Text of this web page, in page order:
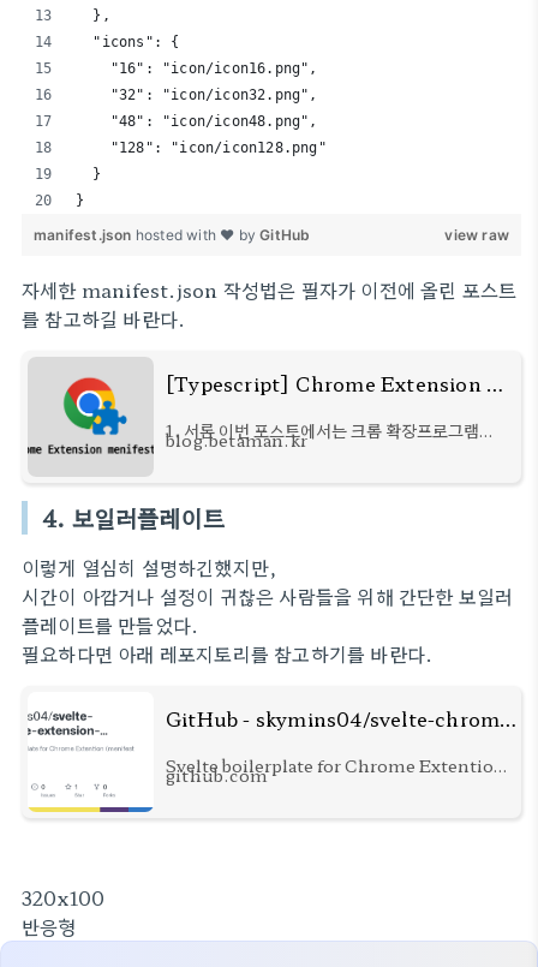
  },
  "icons": {
    "16": "icon/icon16.png",
    "32": "icon/icon32.png",
    "48": "icon/icon48.png",
    "128": "icon/icon128.png"
  }
}
view raw
manifest.json hosted with ❤ byGitHub
자세한 manifest.json 작성법은 필자가 이전에 올린 포스트
를 참고하길 바란다.
[Typescript] Chrome Extension manifest v3
1. 서론 이번 포스트에서는 크롬 확장프로그램
manifest v3와 Typescript 활용 방법에 대해
Background로 이루어져있다. 이 둘은 웹서비스
로 비유하자면 Frontend
blog.betaman.kr
4. 보일러플레이트
이렇게 열심히 설명하긴했지만,
시간이 아깝거나 설정이 귀찮은 사람들을 위해 간단한 보일러
플레이트를 만들었다.
필요하다면 아래 레포지토리를 참고하기를 바란다.
GitHub - skymins04/svelte-chrome-extension-boilerplate: Svelte boilerplate for Chrome Extention (menifest v3)
Svelte boilerplate for Chrome Extention
(menifest v3) - GitHub -
github.com
320x100
반응형